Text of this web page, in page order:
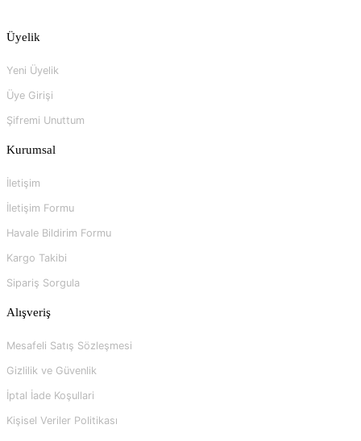
Üyelik
Yeni Üyelik
Üye Girişi
Şifremi Unuttum
Kurumsal
İletişim
İletişim Formu
Havale Bildirim Formu
Kargo Takibi
Sipariş Sorgula
Alışveriş
Mesafeli Satış Sözleşmesi
Gizlilik ve Güvenlik
İptal İade Koşullari
Kişisel Veriler Politikası